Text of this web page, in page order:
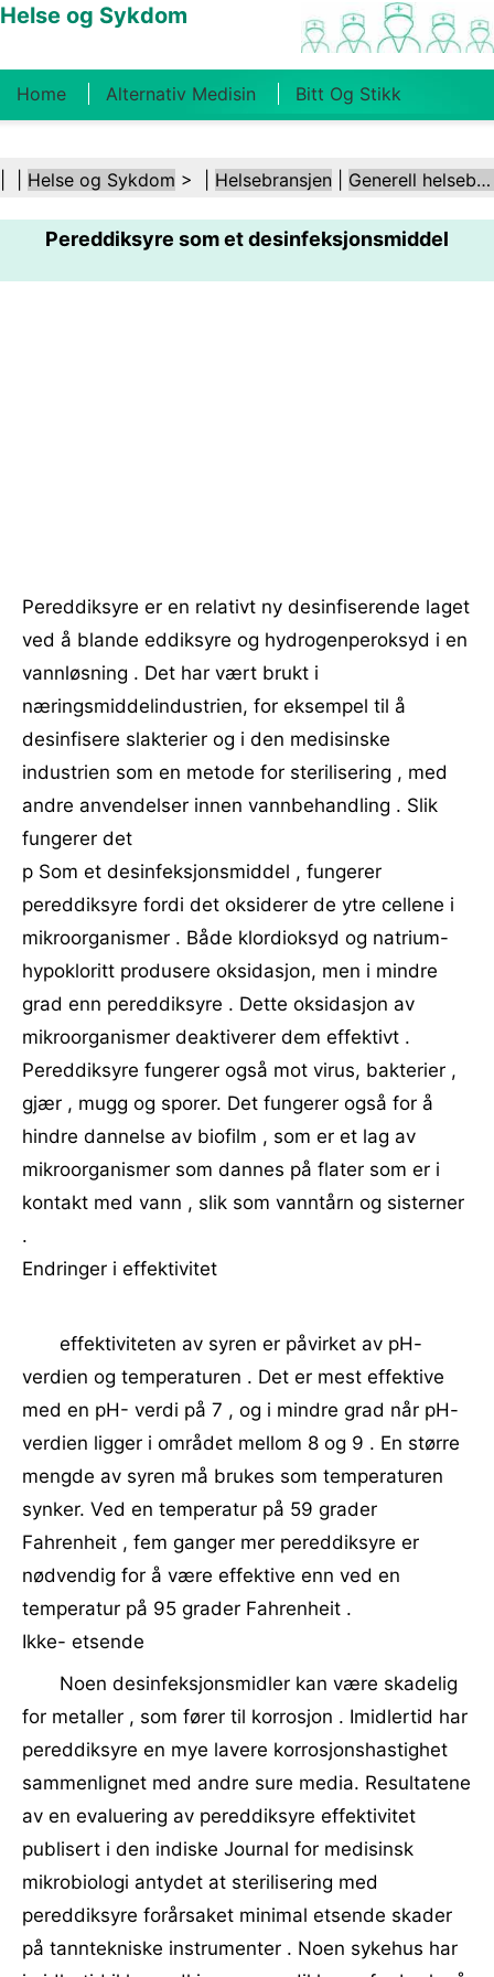
Helse og Sykdom
Home Alternativ Medisin Bitt Og Stikk
Kosthold Og Ernæring Familiehelse
Helsebransjen Psykisk Helse Folkehelse Og
Sikkerhet Kirurgi Og Prosedyrer Helse
Helse og Sykdom > | Helsebransjen Generell helsebransje
Pereddiksyre som et desinfeksjonsmiddel
Pereddiksyre er en relativt ny desinfiserende laget
ved å blande eddiksyre og hydrogenperoksyd i en
vannløsning . Det har vært brukt i
næringsmiddelindustrien, for eksempel til å
desinfisere slakterier og i den medisinske
industrien som en metode for sterilisering , med
andre anvendelser innen vannbehandling . Slik
fungerer det
p Som et desinfeksjonsmiddel , fungerer
pereddiksyre fordi det oksiderer de ytre cellene i
mikroorganismer . Både klordioksyd og natrium-
hypokloritt produsere oksidasjon, men i mindre
grad enn pereddiksyre . Dette oksidasjon av
mikroorganismer deaktiverer dem effektivt .
Pereddiksyre fungerer også mot virus, bakterier ,
gjær , mugg og sporer. Det fungerer også for å
hindre dannelse av biofilm , som er et lag av
mikroorganismer som dannes på flater som er i
kontakt med vann , slik som vanntårn og sisterner
.
Endringer i effektivitet
effektiviteten av syren er påvirket av pH-
verdien og temperaturen . Det er mest effektive
med en pH- verdi på 7 , og i mindre grad når pH-
verdien ligger i området mellom 8 og 9 . En større
mengde av syren må brukes som temperaturen
synker. Ved en temperatur på 59 grader
Fahrenheit , fem ganger mer pereddiksyre er
nødvendig for å være effektive enn ved en
temperatur på 95 grader Fahrenheit .
Ikke- etsende
Noen desinfeksjonsmidler kan være skadelig
for metaller , som fører til korrosjon . Imidlertid har
pereddiksyre en mye lavere korrosjonshastighet
sammenlignet med andre sure media. Resultatene
av en evaluering av pereddiksyre effektivitet
publisert i den indiske Journal for medisinsk
mikrobiologi antydet at sterilisering med
pereddiksyre forårsaket minimal etsende skader
på tanntekniske instrumenter . Noen sykehus har